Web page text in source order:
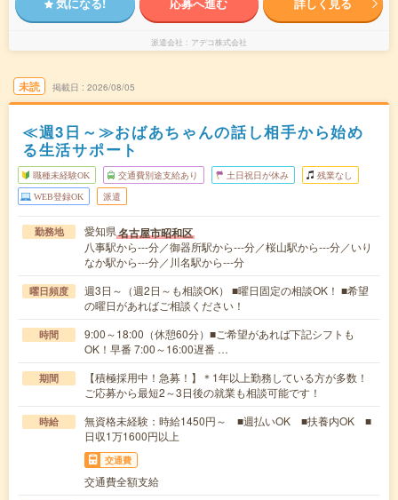
気になる! 応募へ進む 詳しく見る
派遣会社 アデコ株式会社
未読 掲載日 2026/08/05
≪週3日～≫おばあちゃんの話し相手から始め
る生活サポート
職種未経験OK 交通費別途支給あり 土日祝日が休み 残業なし
WEB登録OK 派遣
勤務地 愛知県名古屋市昭和区
八事駅から---分／御器所駅から---分／桜山駅から---分／いり
なか駅から---分／川名駅から---分
曜日頻度
週3日～（週2日～も相談OK） ■曜日固定の相談OK！ ■希望
の曜日があればご相談ください！
時間
9:00～18:00（休憩60分）■ご希望があれば下記シフトも
OK！早番 7:00～16:00遅番 …
期間
【積極採用中！急募！】＊1年以上勤務している方が多数！
ご応募から最短2～3日後の就業も相談可能です！
時給
無資格未経験：時給1450円～ ■週払いOK ■扶養内OK ■
日収1万1600円以上
交通費
交通費全額支給